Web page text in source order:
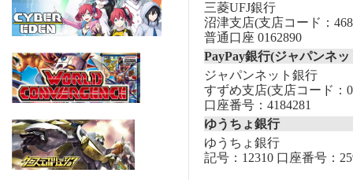
三菱UFJ銀行
沼津支店(支店コード：
普通口座 0162890
PayPay銀行(ジャパンネ
ジャパンネット銀行
すずめ支店(支店コード：
口座番号：4184281
ゆうちょ銀行
ゆうちょ銀行
記号：12310 口座番号：